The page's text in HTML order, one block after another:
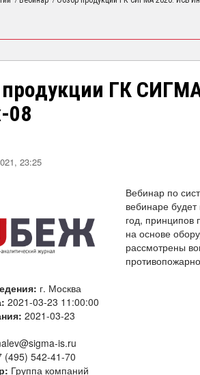
продукции ГК
08
23:25
г. Москва
2021-03-23 11:00:00
2021-03-23
is.ru
(495) 542-41-70
Группа компаний
Вебинар по
вебинаре
год, принципов
на основе
рассмотрены